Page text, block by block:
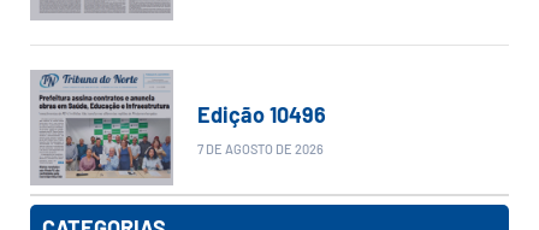
Edição 10496
7 DE AGOSTO DE 2026